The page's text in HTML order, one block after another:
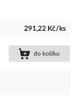
291,22 Kč/ks
do košíku